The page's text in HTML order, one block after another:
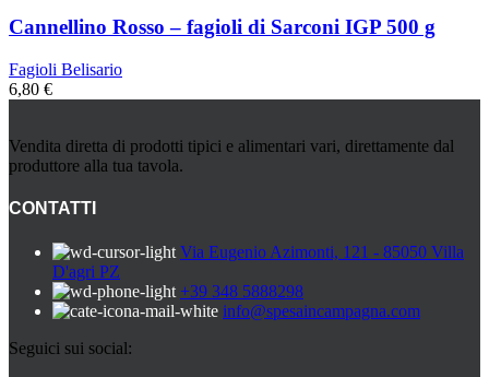
Cannellino Rosso – fagioli di Sarconi IGP 500 g
Fagioli Belisario
6,80 €
Vendita diretta di prodotti tipici e alimentari vari, direttamente dal
produttore alla tua tavola.
CONTATTI
Via Eugenio Azimonti, 121 - 85050 Villa
D'agri PZ
+39 348 5888298
info@spesaincampagna.com
Seguici sui social: